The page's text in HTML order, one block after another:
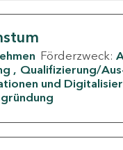
Förderzweck:
Qualifizierung/
und